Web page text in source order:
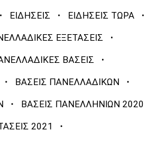
· ΕΙΔΗΣΕΙΣ · ΕΙΔΗΣΕΙΣ ΤΩΡΑ ·
ΕΞΕΤΑΣΕΙΣ ·
ΒΑΣΕΙΣ ·
· ΒΑΣΕΙΣ ΠΑΝΕΛΛΑΔΙΚΩΝ ·
· ΒΑΣΕΙΣ ΠΑΝΕΛΛΗΝΙΩΝ 2020
2021 ·